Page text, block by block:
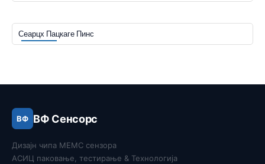
Сеарцх Пацкаге Пинс
ВФ ВФ Сенсорс
Дизајн чипа МЕМС сензора
АСИЦ паковање, тестирање & Технологија